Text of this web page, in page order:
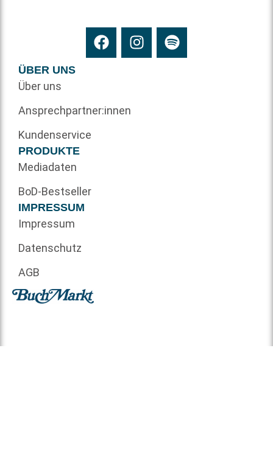
ÜBER UNS
Über uns
Ansprechpartner:innen
Kundenservice
PRODUKTE
Mediadaten
BoD-Bestseller
IMPRESSUM
Impressum
Datenschutz
AGB